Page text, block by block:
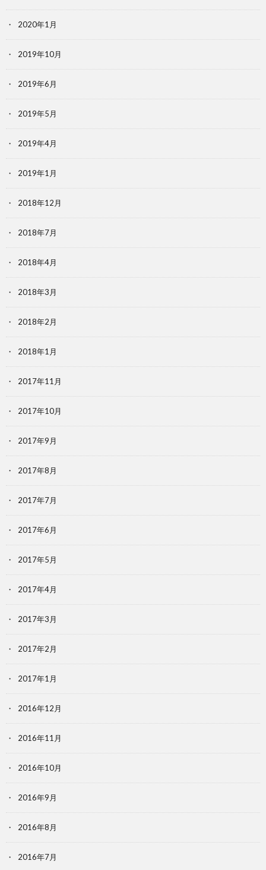
2020年1月
2019年10月
2019年6月
2019年5月
2019年4月
2019年1月
2018年12月
2018年7月
2018年4月
2018年3月
2018年2月
2018年1月
2017年11月
2017年10月
2017年9月
2017年8月
2017年7月
2017年6月
2017年5月
2017年4月
2017年3月
2017年2月
2017年1月
2016年12月
2016年11月
2016年10月
2016年9月
2016年8月
2016年7月